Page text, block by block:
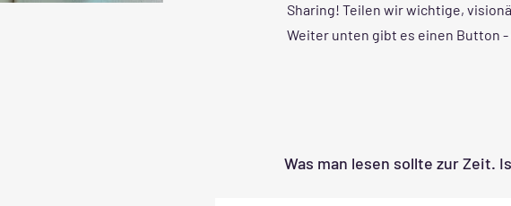
Sharing! Teilen wir wichtige,
Weiter unten gibt es einen Button
Was man lesen sollte zur Zeit.